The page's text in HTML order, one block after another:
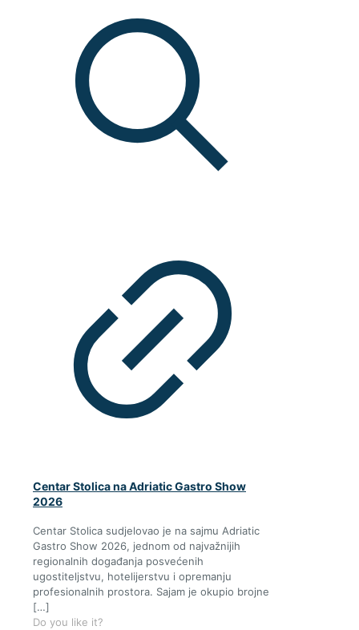
Centar Stolica na Adriatic Gastro Show
2026
Centar Stolica sudjelovao je na sajmu Adriatic
Gastro Show 2026, jednom od najvažnijih
regionalnih događanja posvećenih
ugostiteljstvu, hotelijerstvu i opremanju
profesionalnih prostora. Sajam je okupio brojne
[…]
Do you like it?